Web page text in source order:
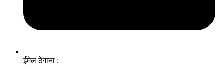
ईमेल ठेगाना :